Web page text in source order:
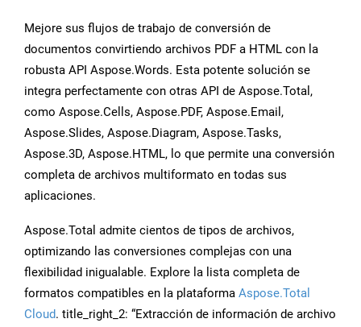
Mejore sus flujos de trabajo de conversión de
documentos convirtiendo archivos PDF a HTML con la
robusta API Aspose.Words. Esta potente solución se
integra perfectamente con otras API de Aspose.Total,
como Aspose.Cells, Aspose.PDF, Aspose.Email,
Aspose.Slides, Aspose.Diagram, Aspose.Tasks,
Aspose.3D, Aspose.HTML, lo que permite una conversión
completa de archivos multiformato en todas sus
aplicaciones.
Aspose.Total admite cientos de tipos de archivos,
optimizando las conversiones complejas con una
flexibilidad inigualable. Explore la lista completa de
formatos compatibles en la plataforma Aspose.Total
Cloud. title_right_2: “Extracción de información de archivo